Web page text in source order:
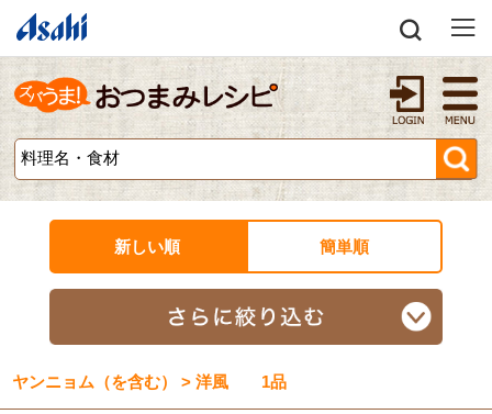
新しい順 簡単順
ヤンニョム（を含む） > 洋風 1品